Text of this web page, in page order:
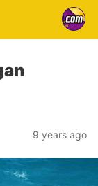
9 years ago